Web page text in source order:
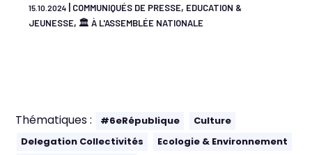
15.10.2024 COMMUNIQUÉS DE PRESSE, EDUCATION &
JEUNESSE, 🏛 À L'ASSEMBLÉE NATIONALE
Thématiques : #6eRépublique
Culture
Delegation Collectivités
Ecologie & Environnement